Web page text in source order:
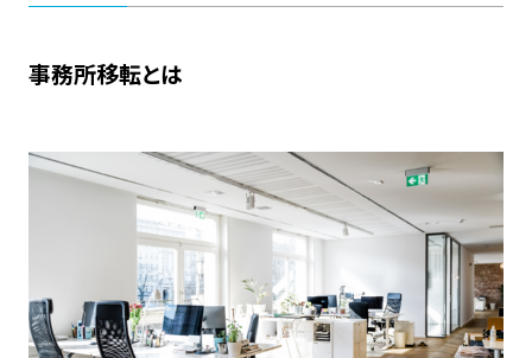
事務所移転とは